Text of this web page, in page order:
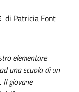
di Patricia Font
elementare
una scuola di un
Il giovane